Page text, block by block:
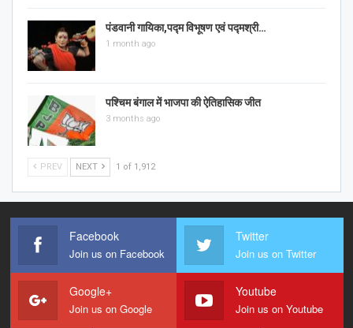
पंडवानी गायिका,पद्म विभूषण एवं पद्मश्री…
1 month ago
पश्चिम बंगाल में भाजपा की ऐतिहासिक जीत
3 months ago
PREV NEXT 1 of 1,912
Facebook
Join us on Facebook
Twitter
Join us on Twitter
Google+
Join us on Google
Youtube
Join us on Youtube